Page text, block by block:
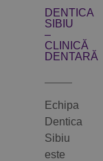
DENTICA
SIBIU
–
CLINICĂ
DENTARĂ
Echipa
Dentica
Sibiu
este